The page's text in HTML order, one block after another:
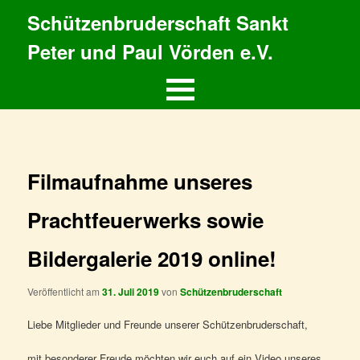
Schützenbruderschaft Sankt
Peter und Paul Vörden e.V.
springen
Filmaufnahme unseres
Prachtfeuerwerks sowie
Bildergalerie 2019 online!
Veröffentlicht am31. Juli 2019vonSchützenbruderschaft
Liebe Mitglieder und Freunde unserer Schützenbruderschaft,